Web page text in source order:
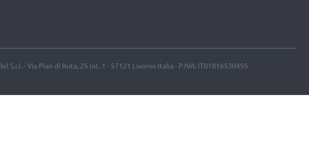
- Via Pian di Rota, 25 int. 1 - 57121 Livorno Italia - P.IVA: IT01816530495